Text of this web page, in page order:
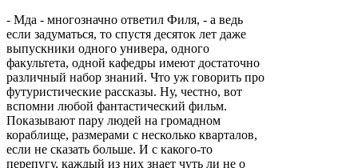
- Мда - многозначно ответил Филя, - а ведь
если задуматься, то спустя десяток лет даже
выпускники одного универа, одного
факультета, одной кафедры имеют достаточно
различный набор знаний. Что уж говорить про
футуристические рассказы. Ну, честно, вот
вспомни любой фантастический фильм.
Показывают пару людей на громадном
кораблище, размерами с несколько кварталов,
если не сказать больше. И с какого-то
перепугу, каждый из них знает чуть ли не о